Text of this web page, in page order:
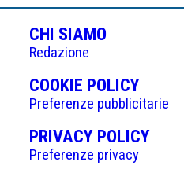
CHI SIAMO
Redazione
COOKIE POLICY(APRE
IN
UNA
NUOVA
Preferenze pubblicitarie
PRIVACY POLICY(APRE
Preferenze privacy